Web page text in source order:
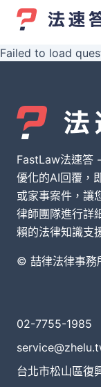
Failed to load
FastLaw法速答
優化的AI回覆，
或家事案件，讓
律師團隊進行詳
賴的法律知識支
© 喆律法律事務
02-7755-1985
台北市松山區復